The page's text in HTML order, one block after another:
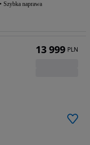
Szybka naprawa
13 999 PLN